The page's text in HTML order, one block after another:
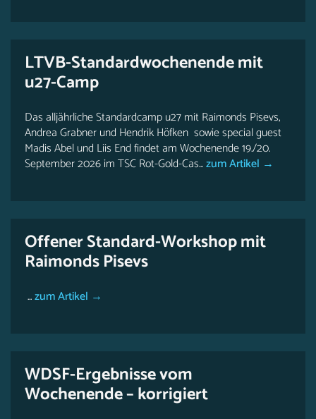
LTVB-Standardwochenende mit
u27-Camp
Das alljährliche Standardcamp u27 mit Raimonds Pisevs,
Andrea Grabner und Hendrik Höfken sowie special guest
Madis Abel und Liis End findet am Wochenende 19./20.
September 2026 im TSC Rot-Gold-Cas...zum Artikel →
Offener Standard-Workshop mit
Raimonds Pisevs
...zum Artikel →
WDSF-Ergebnisse vom
Wochenende – korrigiert